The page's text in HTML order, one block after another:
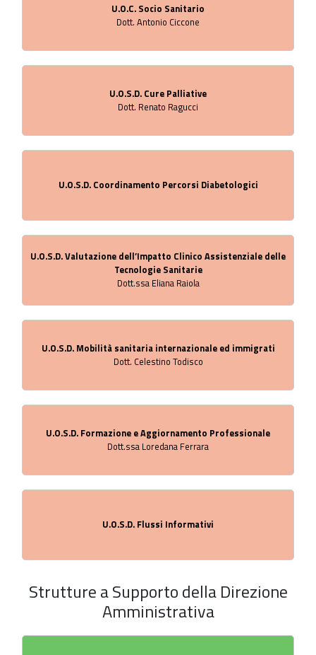
U.O.C. Socio Sanitario
Dott. Antonio Ciccone
U.O.S.D. Cure Palliative
Dott. Renato Ragucci
U.O.S.D. Coordinamento Percorsi Diabetologici
U.O.S.D. Valutazione dell’Impatto Clinico Assistenziale delle
Tecnologie Sanitarie
Dott.ssa Eliana Raiola
U.O.S.D. Mobilità sanitaria internazionale ed immigrati
Dott. Celestino Todisco
U.O.S.D. Formazione e Aggiornamento Professionale
Dott.ssa Loredana Ferrara
U.O.S.D. Flussi Informativi
Strutture a Supporto della Direzione
Amministrativa